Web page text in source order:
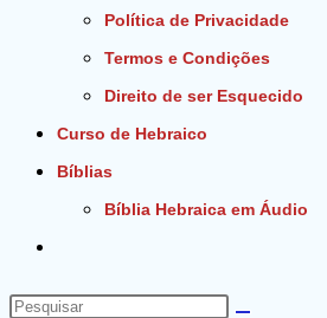
Política de Privacidade
Termos e Condições
Direito de ser Esquecido
Curso de Hebraico
Bíblias
Bíblia Hebraica em Áudio
do
Pesquisar